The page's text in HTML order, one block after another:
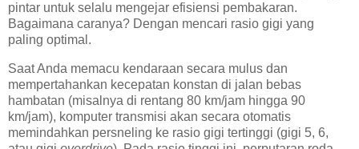
pintar untuk selalu mengejar efisiensi pembakaran.
Bagaimana caranya? Dengan mencari rasio gigi yang
paling optimal.
Saat Anda memacu kendaraan secara mulus dan
mempertahankan kecepatan konstan di jalan bebas
hambatan (misalnya di rentang 80 km/jam hingga 90
km/jam), komputer transmisi akan secara otomatis
memindahkan persneling ke rasio gigi tertinggi (gigi 5, 6,